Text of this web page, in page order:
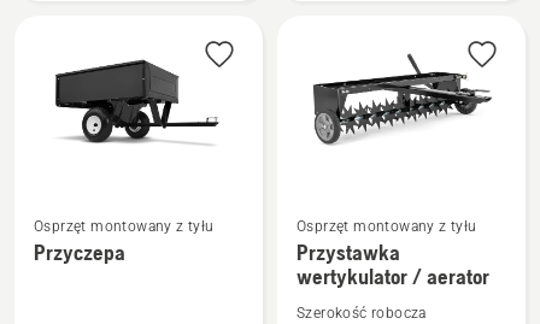
Zobacz
więcej
Osprzęt montowany z tyłu
Przyczepa
Zobacz
więcej
szczegółów
Osprzęt montowany z tyłu
Przystawka
wertykulator / aerator
Szerokość robocza